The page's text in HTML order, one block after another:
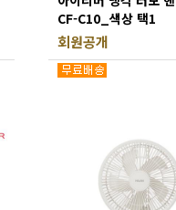
CF-C10_색상 택1
회원공개